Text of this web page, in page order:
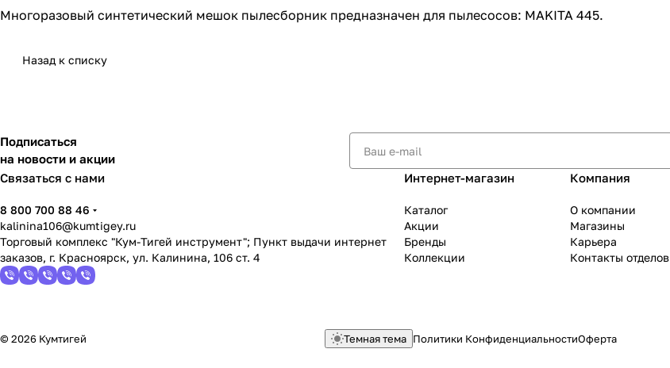
Многоразовый синтетический мешок пылесборник предназначен для пылесосов: MAKITA 445.
Назад к списку
Подписаться
на новости и акции
Связаться с нами
8 800 700 88 46
kalinina106@kumtigey.ru
Торговый комплекс "Кум-Тигей инструмент"; Пункт выдачи интернет
заказов, г. Красноярск, ул. Калинина, 106 ст. 4
Интернет-магазин
Каталог
Акции
Бренды
Коллекции
Компания
О компании
Магазины
Карьера
Контакты отделов
© 2026 Кумтигей Темная тема Политики КонфиденциальностиОферта